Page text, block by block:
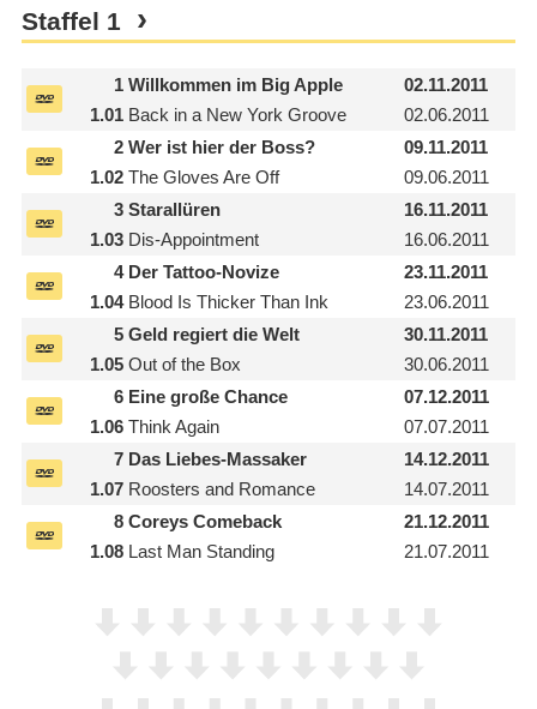
Staffel 1
1
1.01
Willkommen im Big Apple
Back in a New York Groove
02.11.2011
02.06.2011
2
1.02
Wer ist hier der Boss?
The Gloves Are Off
09.11.2011
09.06.2011
3
1.03
Starallüren
Dis-Appointment
16.11.2011
16.06.2011
4
1.04
Der Tattoo-Novize
Blood Is Thicker Than Ink
23.11.2011
23.06.2011
5
1.05
Geld regiert die Welt
Out of the Box
30.11.2011
30.06.2011
6
1.06
Eine große Chance
Think Again
07.12.2011
07.07.2011
7
1.07
Das Liebes-Massaker
Roosters and Romance
14.12.2011
14.07.2011
8
1.08
Coreys Comeback
Last Man Standing
21.12.2011
21.07.2011